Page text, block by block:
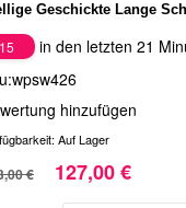
Geschickte Lange
15
in den letzten 21
hinzufügen
Auf Lager
€ 127,00 €